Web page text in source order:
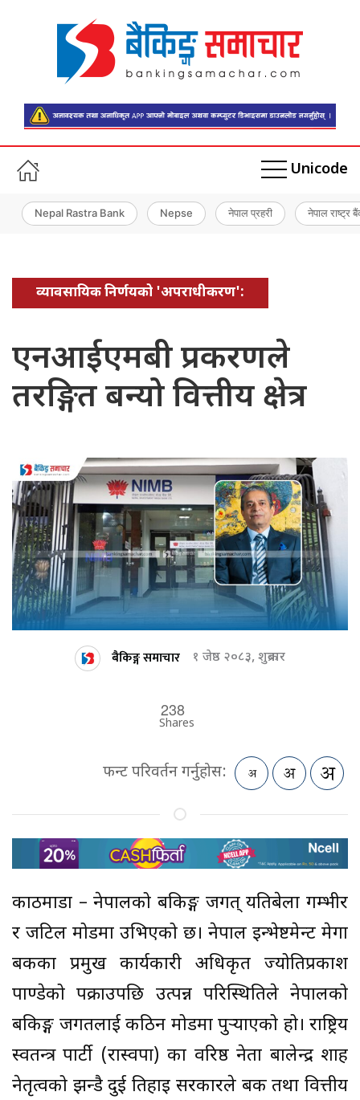
Unicode
Nepal Rastra Bank Nepse नेपाल प्रहरी नेपाल राष्ट्र
व्यावसायिक निर्णयको 'अपराधीकरण':
एनआईएमबी प्रकरणले
तरङ्गित बन्यो वित्तीय क्षेत्र
बैकिङ्ग समाचार १ जेष्ठ २०८३, शुक्रबार
238
Shares
फन्ट परिवर्तन गर्नुहोस:
काठमाडौं – नेपालको बैंकिङ्ग जगत् यतिबेला गम्भीर
र जटिल मोडमा उभिएको छ। नेपाल इन्भेष्टमेन्ट मेगा
बैंकका प्रमुख कार्यकारी अधिकृत ज्योतिप्रकाश
पाण्डेको पक्राउपछि उत्पन्न परिस्थितिले नेपालको
बैंकिङ्ग जगतलाई कठिन मोडमा पुर्‍याएको हो। राष्ट्रिय
स्वतन्त्र पार्टी (रास्वपा) का वरिष्ठ नेता बालेन्द्र शाह
नेतृत्वको झन्डै दुई तिहाइ सरकारले बैंक तथा वित्तीय